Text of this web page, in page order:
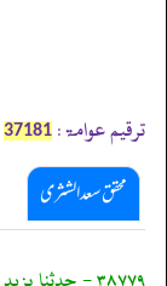
ترقیم عوامۃ: 37181
محقق سعد الشثری